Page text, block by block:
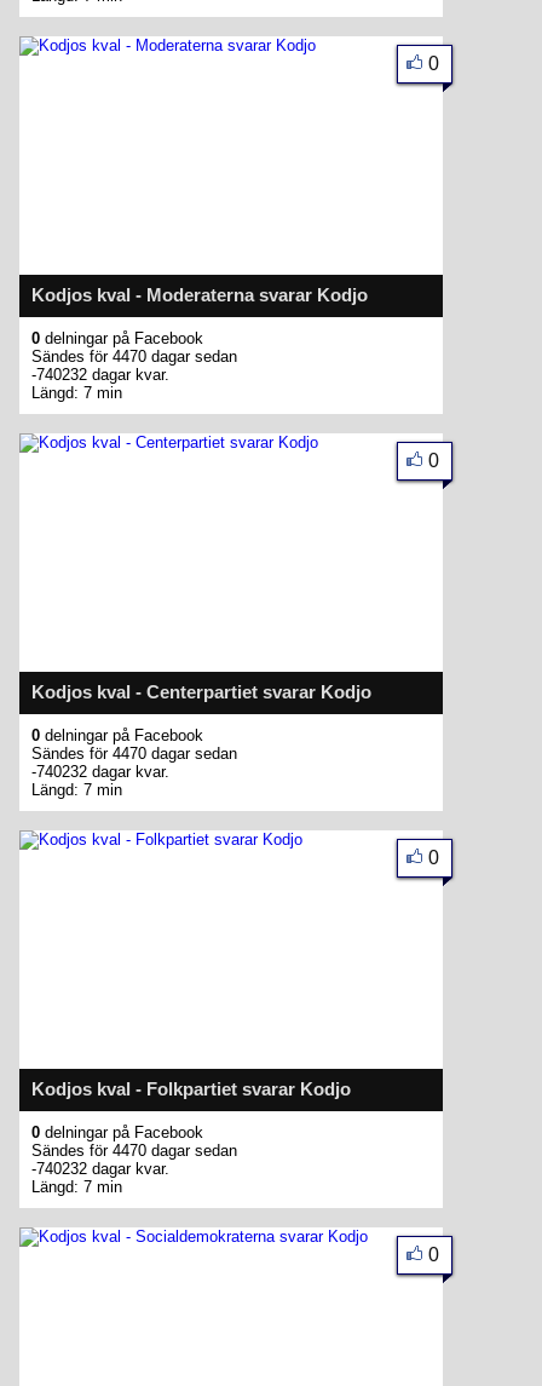
Kodjos kval - Moderaterna svarar Kodjo
0
0 delningar på Facebook
Sändes för 4470 dagar sedan
-740232 dagar kvar.
Längd: 7 min
Kodjos kval - Centerpartiet svarar Kodjo
0
0 delningar på Facebook
Sändes för 4470 dagar sedan
-740232 dagar kvar.
Längd: 7 min
Kodjos kval - Folkpartiet svarar Kodjo
0
0 delningar på Facebook
Sändes för 4470 dagar sedan
-740232 dagar kvar.
Längd: 7 min
0